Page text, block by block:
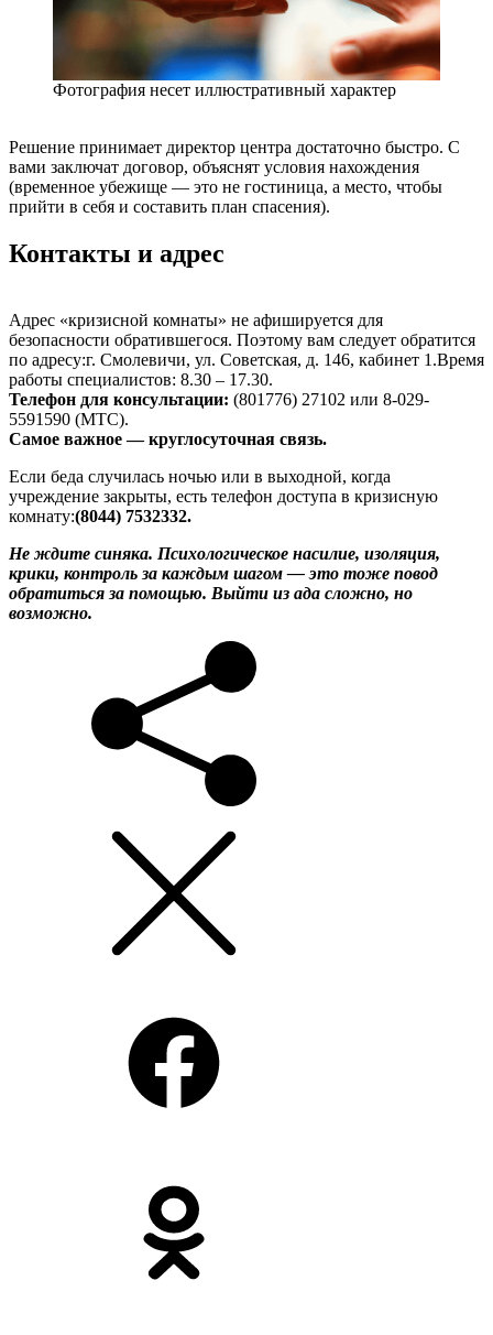
Фотография несет иллюстративный характер
Решение принимает директор центра достаточно быстро. С
вами заключат договор, объяснят условия нахождения
(временное убежище — это не гостиница, а место, чтобы
прийти в себя и составить план спасения).
Контакты и адрес
Адрес «кризисной комнаты» не афишируется для
безопасности обратившегося. Поэтому вам следует обратится
по адресу:г. Смолевичи, ул. Советская, д. 146, кабинет 1.Время
работы специалистов: 8.30 – 17.30.
Телефон для консультации: (801776) 27102 или 8-029-
5591590 (МТС).
Самое важное — круглосуточная связь.
Если беда случилась ночью или в выходной, когда
учреждение закрыты, есть телефон доступа в кризисную
комнату:(8044) 7532332.
Не ждите синяка. Психологическое насилие, изоляция,
крики, контроль за каждым шагом — это тоже повод
обратиться за помощью. Выйти из ада сложно, но
возможно.